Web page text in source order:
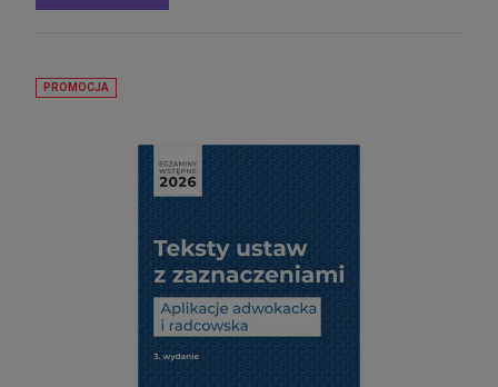
PROMOCJA